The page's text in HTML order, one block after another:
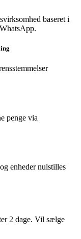
baseret i
penge via
enheder nulstilles
2 dage. Vil sælge